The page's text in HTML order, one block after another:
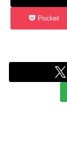
Pocket